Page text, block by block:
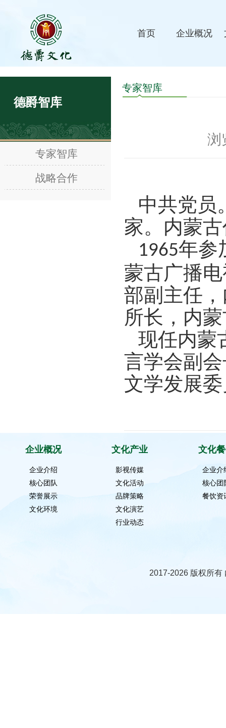
首页 企业概况
德爵智库
专家智库
战略合作
专家智库
浏
中共党员
家。内蒙
1965年参
蒙古广播
部副主任
所长，内
现任内蒙
言学会副
文学发展
企业概况
企业介绍
核心团队
荣誉展示
文化环境
文化产业
影视传媒
文化活动
品牌策略
文化演艺
行业动态
文化
企业介
核心团
餐饮资
2017-2026 版权所